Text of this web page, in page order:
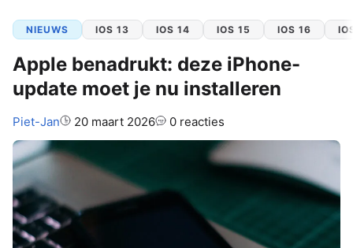
NIEUWS IOS 13 IOS 14 IOS 15 IOS 16
Apple benadrukt: deze iPhone-
update moet je nu installeren
Auteur:
Piet-Jan 20 maart 2026 0 reacties